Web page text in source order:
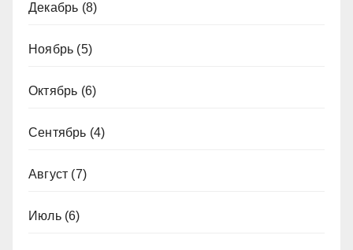
Декабрь (8)
Ноябрь (5)
Октябрь (6)
Сентябрь (4)
Август (7)
Июль(6)